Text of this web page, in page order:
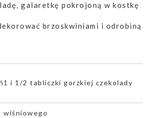
galaretkę pokrojoną w kostkę
brzoskwiniami i odrobiną
i 1/2 tabliczki gorzkiej czekolady
wiśniowego